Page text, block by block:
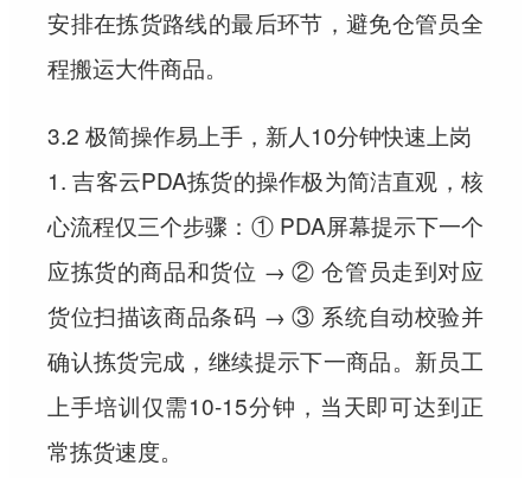
安排在拣货路线的最后环节，避免仓管员全
程搬运大件商品。
3.2 极简操作易上手，新人10分钟快速上岗
1. 吉客云PDA拣货的操作极为简洁直观，核
心流程仅三个步骤：① PDA屏幕提示下一个
应拣货的商品和货位 → ② 仓管员走到对应
货位扫描该商品条码 → ③ 系统自动校验并
确认拣货完成，继续提示下一商品。新员工
上手培训仅需10-15分钟，当天即可达到正
常拣货速度。